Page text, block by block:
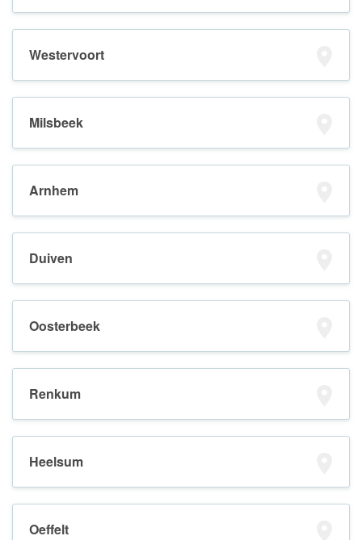
Westervoort
Milsbeek
Arnhem
Duiven
Oosterbeek
Renkum
Heelsum
Oeffelt